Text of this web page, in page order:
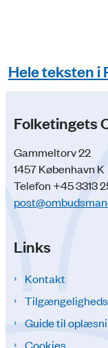
Hele teksten i
Folketingets
Gammeltorv 22
1457 København K
Telefon +45 3313
Links
Kontakt
Guide til
Cookies